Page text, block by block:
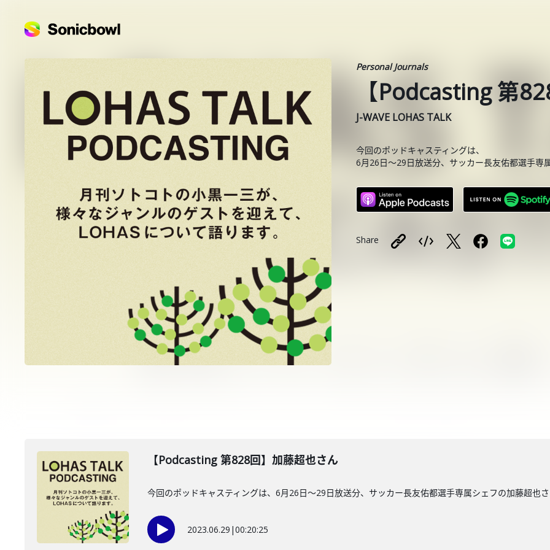
Personal Journals
【Podcasting 第
J-WAVE LOHAS TALK
今回のポッドキャスティングは、
6月26日〜29日放送分、サッカー長友佑都選手専
Share
【Podcasting 第828回】加藤超也さん
今回のポッドキャスティングは、6月26日〜29日放送分、サッカー長友佑都選手専属シェフの加藤超也
2023.06.29 |00:20:25